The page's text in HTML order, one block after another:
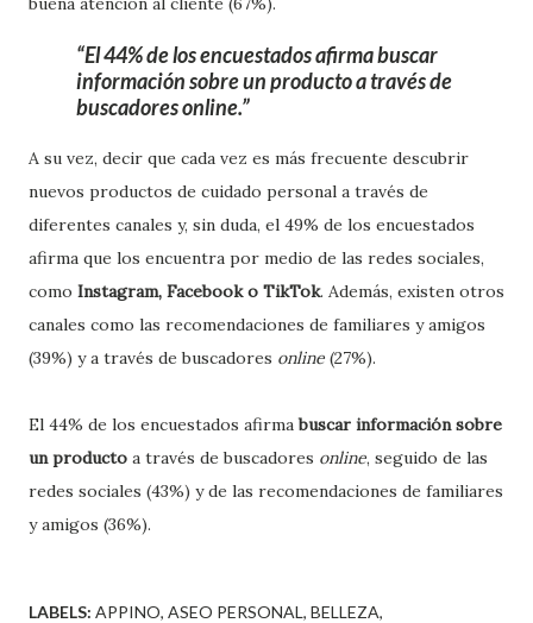
El 44% de los encuestados afirma buscar
información sobre un producto a través de
buscadores online.
A su vez, decir que cada vez es más frecuente descubrir
nuevos productos de cuidado personal a través de
diferentes canales y, sin duda, el 49% de los encuestados
afirma que los encuentra por medio de las redes sociales,
como Instagram, Facebook o TikTok. Además, existen otros
canales como las recomendaciones de familiares y amigos
(39%) y a través de buscadores online (27%).
El 44% de los encuestados afirmabuscar información sobre
un producto a través de buscadores online, seguido de las
redes sociales (43%) y de las recomendaciones de familiares
y amigos (36%).
LABELS: APPINO ASEO PERSONAL BELLEZA